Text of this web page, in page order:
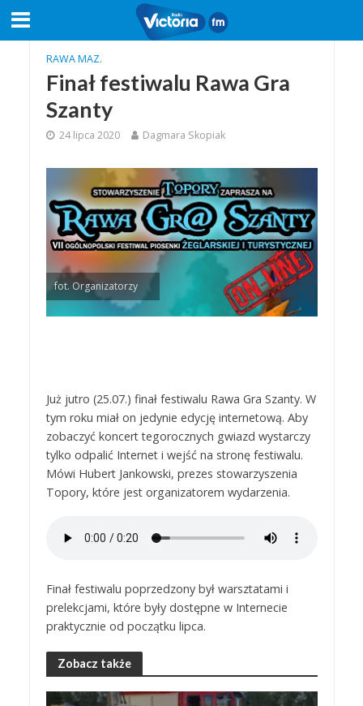
RAWA MAZ.
Finał festiwalu Rawa Gra
Szanty
24 lipca 2020 Dagmara Skopiak
fot. Organizatorzy
Już jutro (25.07.) finał festiwalu Rawa Gra Szanty. W
tym roku miał on jedynie edycję internetową. Aby
zobaczyć koncert tegorocznych gwiazd wystarczy
tylko odpalić Internet i wejść na stronę festiwalu.
Mówi Hubert Jankowski, prezes stowarzyszenia
Topory, które jest organizatorem wydarzenia.
Finał festiwalu poprzedzony był warsztatami i
prelekcjami, które były dostępne w Internecie
praktycznie od początku lipca.
Zobacz także